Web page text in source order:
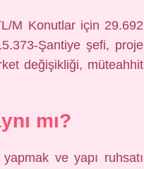
M Konutlar için 29.692
Şantiye şefi, proje
değişikliği, müteahhit
mı?
ve yapı ruhsatı